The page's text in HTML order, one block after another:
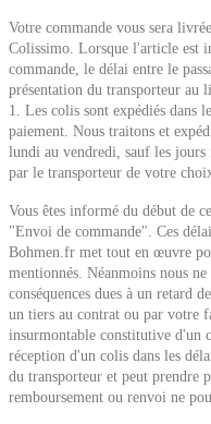
Votre commande vous sera
Colissimo. Lorsque l'article est
commande, le délai entre le
présentation du transporteur au
1. Les colis sont expédiés dans
paiement. Nous traitons et
lundi au vendredi, sauf les
par le transporteur de votre
Vous êtes informé du début de
"Envoi de commande". Ces
Bohmen.fr met tout en œuvre
mentionnés. Néanmoins nous
conséquences dues à un retard
un tiers au contrat ou par votre
insurmontable constitutive d'un
réception d'un colis dans les
du transporteur et peut prendre
remboursement ou renvoi ne